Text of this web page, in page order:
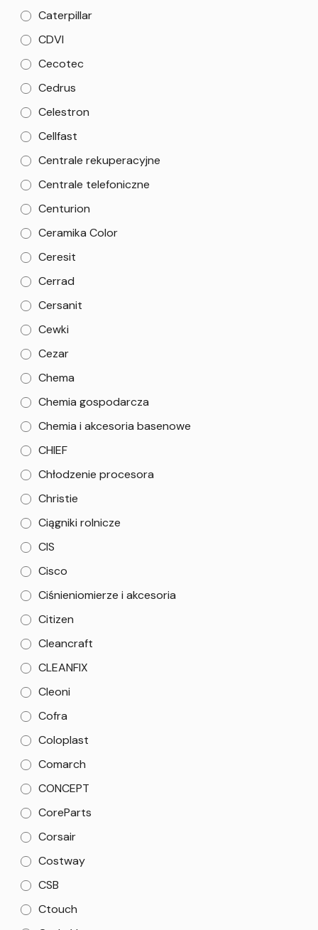
Caterpillar
CDVI
Cecotec
Cedrus
Celestron
Cellfast
Centrale rekuperacyjne
Centrale telefoniczne
Centurion
Ceramika Color
Ceresit
Cerrad
Cersanit
Cewki
Cezar
Chema
Chemia gospodarcza
Chemia i akcesoria basenowe
CHIEF
Chłodzenie procesora
Christie
Ciągniki rolnicze
CIS
Cisco
Ciśnieniomierze i akcesoria
Citizen
Cleancraft
CLEANFIX
Cleoni
Cofra
Coloplast
Comarch
CONCEPT
CoreParts
Corsair
Costway
CSB
Ctouch